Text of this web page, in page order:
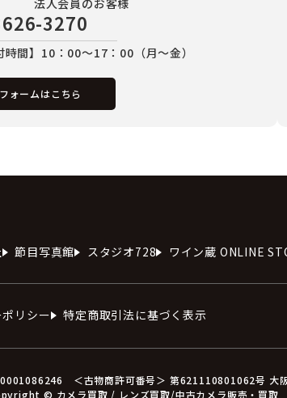
3270
時間】10：00～17：00（月～金）
ォームはこちら
節目写真館 スタジオ728 ワイン蔵 ONLINE
リシー 特定商取引法に基づく表示
＜古物商許可番号＞ 第621110801062号 大
© カメラ買取 / レンズ買取/中古カメラ販売・買取